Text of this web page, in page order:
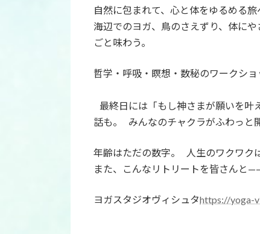
自然に包まれて、心と体をゆるめる旅
海辺でのヨガ、鳥のさえずり、体に
ごと味わう。
哲学・呼吸・瞑想・数秘のワークショ
最終日には「もし神さまが願いを叶
話も。 みんなのチャクラがふわっと
年齢はただの数字。 人生のワクワク
また、こんなリトリートを皆さんと
ヨガスタジオヴィシュタhttps://yoga-